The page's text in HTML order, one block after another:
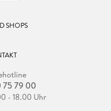
SHOPS
79 00
- 18.00 Uhr